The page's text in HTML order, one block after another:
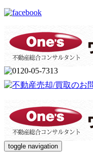
toggle navigation